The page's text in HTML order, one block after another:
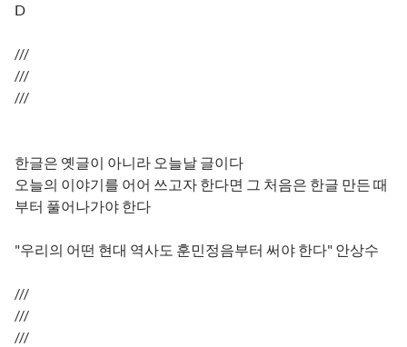
D
///
///
///
한글은 옛글이 아니라 오늘날 글이다
오늘의 이야기를 어어 쓰고자 한다면 그 처음은 한글 만든 때
부터 풀어나가야 한다
"우리의 어떤 현대 역사도 훈민정음부터 써야 한다" 안상수
///
///
///